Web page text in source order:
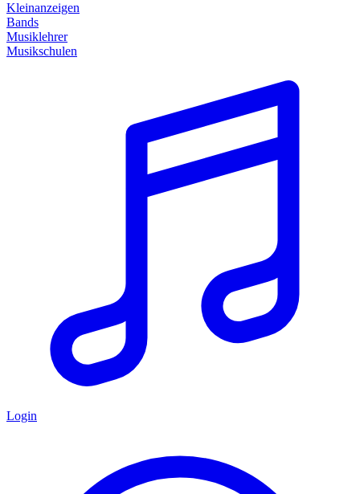
Kleinanzeigen
Bands
Musiklehrer
Musikschulen
Login